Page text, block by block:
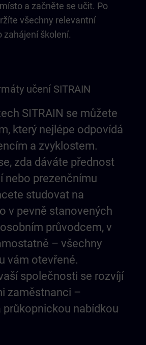
a začněte se učit. Po
všechny relevantní
zahájení školení.
učení SITRAIN
SITRAIN se můžete
který nejlépe odpovídá
a zvyklostem.
zda dáváte přednost
nebo prezenčnímu
studovat na
v pevně stanovených
průvodcem, v
– všechny
vám otevřené.
společnosti se rozvíjí
zaměstnanci –
průkopnickou nabídkou